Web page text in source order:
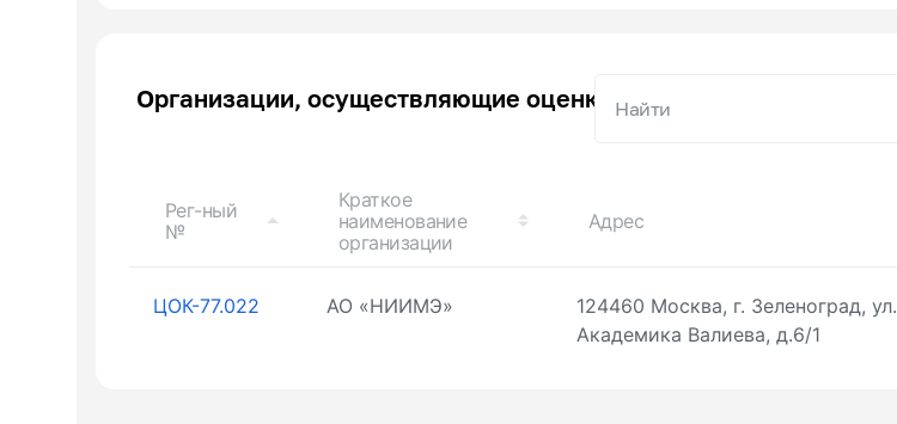
Организации, осуществляющие оценку квалификации
Рег-ный
№
Краткое
наименование
организации
Адрес
ЦОК-77.022 АО «НИИМЭ»
124460 Москва, г. Зеленоград, ул.
Академика Валиева, д.6/1